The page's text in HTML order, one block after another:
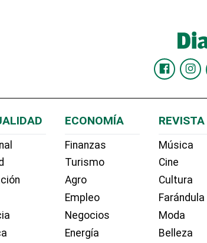
ECONOMÍA
Finanzas
Turismo
Agro
Empleo
Negocios
Energía
REVISTA
Música
Cine
Cultura
Farándula
Moda
Belleza